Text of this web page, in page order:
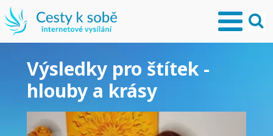
Výsledky pro štítek -
hlouby a krásy